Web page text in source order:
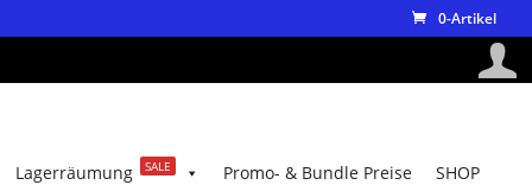
0-Artikel
SHOP
Promo- & Bundle Preise
Lagerräumung SALE